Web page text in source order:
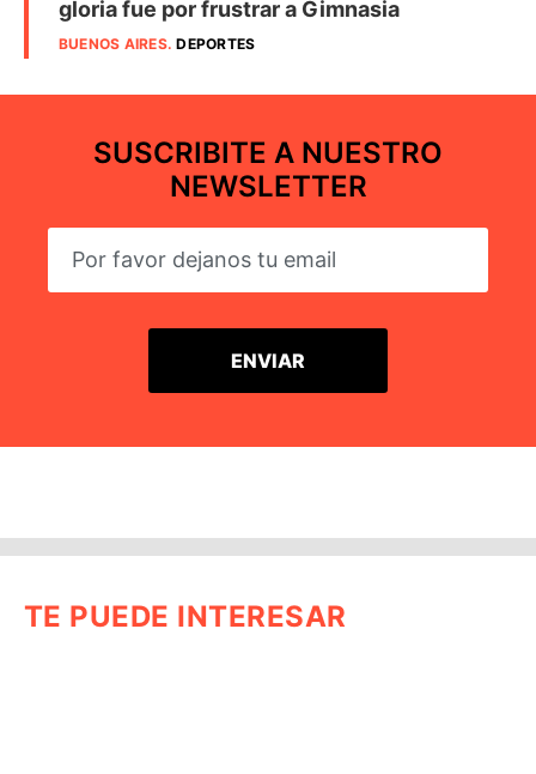
gloria fue por frustrar a Gimnasia
BUENOS AIRES.DEPORTES
SUSCRIBITE A NUESTRO
NEWSLETTER
TE PUEDE INTERESAR